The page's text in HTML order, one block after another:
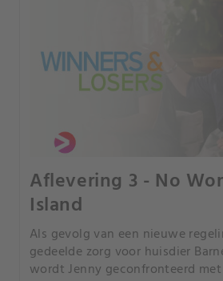
Aflevering 3 - No
Island
Als gevolg van een nieuwe
gedeelde zorg voor huisdier
wordt Jenny geconfronteerd